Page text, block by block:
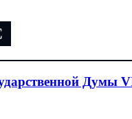
Думы